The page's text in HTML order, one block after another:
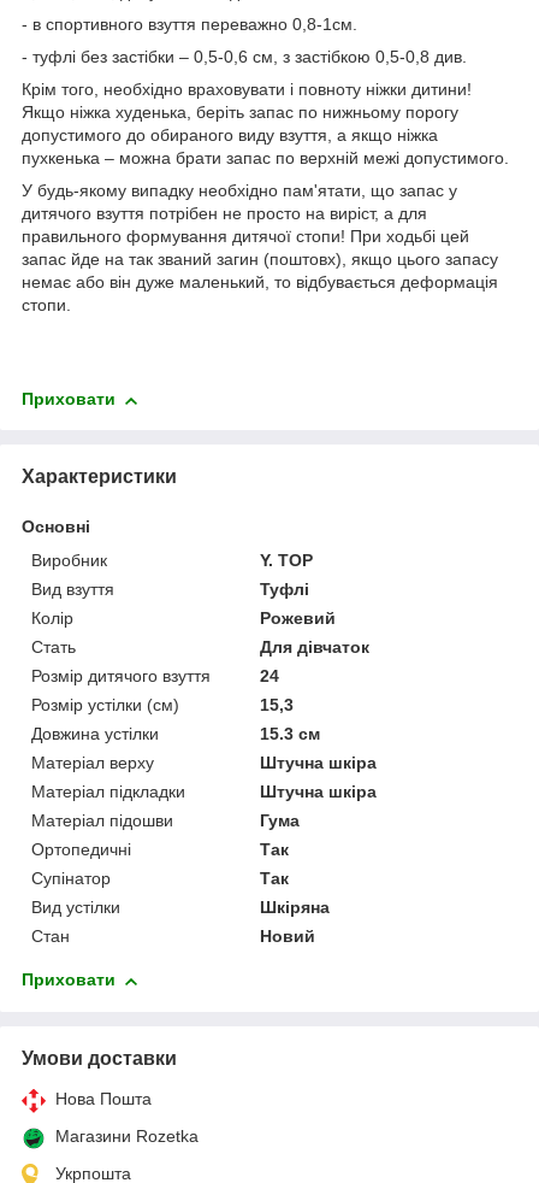
- в спортивного взуття переважно 0,8-1см.
- туфлі без застібки – 0,5-0,6 см, з застібкою 0,5-0,8 див.
Крім того, необхідно враховувати і повноту ніжки дитини!
Якщо ніжка худенька, беріть запас по нижньому порогу
допустимого до обираного виду взуття, а якщо ніжка
пухкенька – можна брати запас по верхній межі допустимого.
У будь-якому випадку необхідно пам'ятати, що запас у
дитячого взуття потрібен не просто на виріст, а для
правильного формування дитячої стопи! При ходьбі цей
запас йде на так званий загин (поштовх), якщо цього запасу
немає або він дуже маленький, то відбувається деформація
стопи.
Приховати
Характеристики
Основні
Виробник
Y. TOP
Вид взуття
Туфлі
Колір
Рожевий
Стать
Для дівчаток
Розмір дитячого взуття
24
Розмір устілки (см)
15,3
Довжина устілки
15.3 см
Матеріал верху
Штучна шкіра
Матеріал підкладки
Штучна шкіра
Матеріал підошви
Гума
Ортопедичні
Так
Супінатор
Так
Вид устілки
Шкіряна
Стан
Новий
Приховати
Умови доставки
Нова Пошта
Магазини Rozetka
Укрпошта